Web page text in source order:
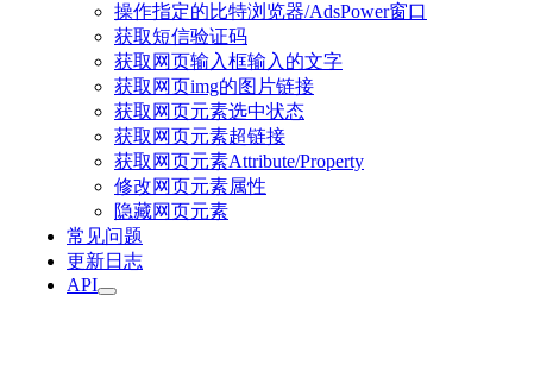
操作指定的比特浏览器/AdsPower窗口
获取短信验证码
获取网页输入框输入的文字
获取网页img的图片链接
获取网页元素选中状态
获取网页元素超链接
获取网页元素Attribute/Property
修改网页元素属性
隐藏网页元素
常见问题
更新日志
API